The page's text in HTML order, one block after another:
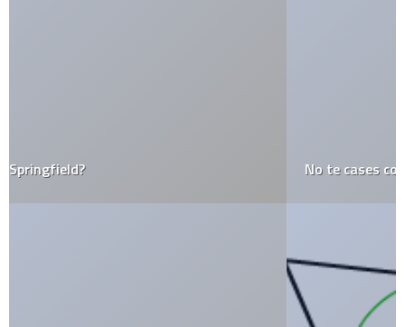
No te cases con 86 mujeres